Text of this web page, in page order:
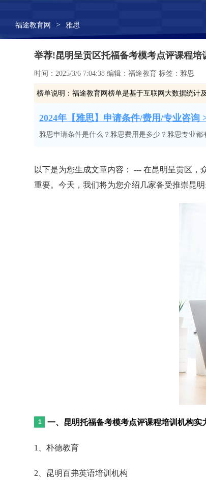
福途教育网 > 雅思
举荐!昆明呈贡区托福备考模考点评课程培
时间：2025/3/6 7:04:38 编辑：福途教育 标签：雅思
榜单说明：福途教育网榜单是基于互联网大数据统计
2024年【雅思】申请条件/费用/专业咨询
雅思申请条件是什么？雅思费用是多少？雅思专业都
以下是为您生成文章内容： --- 在昆明呈贡区
重要。今天，我们将为您介绍几家备受推崇昆
一、昆明托福备考模考点评课程培训机构实
1、朴德教育
2、昆明百弗英语培训机构